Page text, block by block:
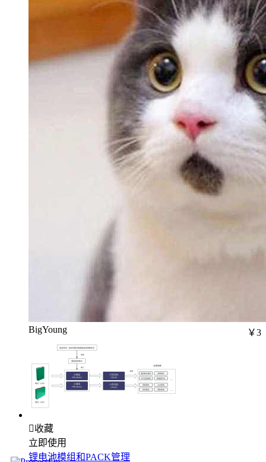
BigYoung ￥3
收藏
立即使用
锂电池模组和PACK管理